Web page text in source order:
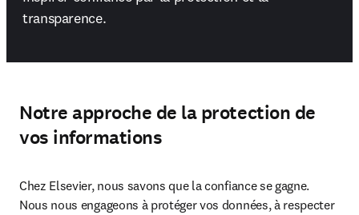
transparence.
Notre approche de la protection de
vos informations
Chez Elsevier, nous savons que la confiance se gagne.
Nous nous engageons à protéger vos données, à respecter